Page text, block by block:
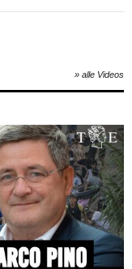
» alle Videos